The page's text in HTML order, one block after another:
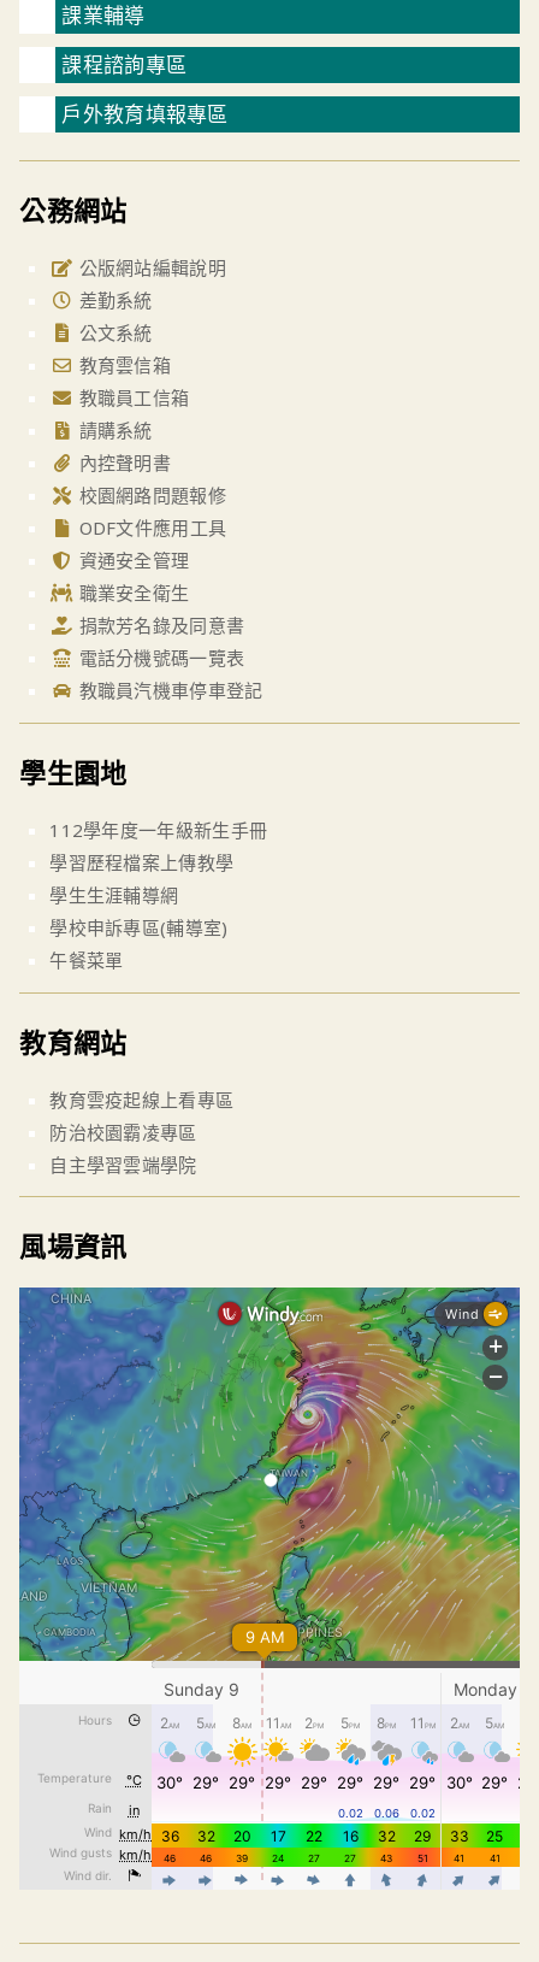
課業輔導
課程諮詢專區
戶外教育填報專區
公務網站
公版網站編輯說明
差勤系統
公文系統
教育雲信箱
教職員工信箱
請購系統
內控聲明書
校園網路問題報修
ODF文件應用工具
資通安全管理
職業安全衛生
捐款芳名錄及同意書
電話分機號碼一覽表
教職員汽機車停車登記
學生園地
112學年度一年級新生手冊
學習歷程檔案上傳教學
學生生涯輔導網
學校申訴專區(輔導室)
午餐菜單
教育網站
教育雲疫起線上看專區
防治校園霸凌專區
自主學習雲端學院
風場資訊